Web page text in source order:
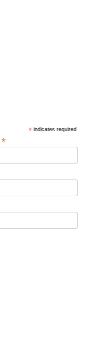
* indicates required
*